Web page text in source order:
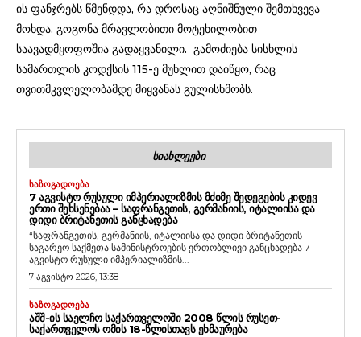
ის ფანჯრებს წმენდდა, რა დროსაც აღნიშნული შემთხვევა
მოხდა. გოგონა მრავლობითი მოტეხილობით
საავადმყოფოშია გადაყვანილი. გამოძიება სისხლის
სამართლის კოდქსის 115-ე მუხლით დაიწყო, რაც
თვითმკვლელობამდე მიყვანას გულისხმობს.
ᲡᲘᲐᲮᲚᲔᲔᲑᲘ
ᲡᲐᲖᲝᲒᲐᲓᲝᲔᲑᲐ
7 ᲐᲒᲕᲘᲡᲢᲝ ᲠᲣᲡᲣᲚᲘ ᲘᲛᲞᲔᲠᲘᲐᲚᲘᲖᲛᲘᲡ ᲛᲫᲘᲛᲔ ᲨᲔᲓᲔᲒᲔᲑᲘᲡ ᲙᲘᲓᲔᲕ
ᲔᲠᲗᲘ ᲨᲔᲮᲡᲔᲜᲔᲑᲐᲐ – ᲡᲐᲤᲠᲐᲜᲒᲔᲗᲘᲡ, ᲒᲔᲠᲛᲐᲜᲘᲘᲡ, ᲘᲢᲐᲚᲘᲘᲡᲐ ᲓᲐ
ᲓᲘᲓᲘ ᲑᲠᲘᲢᲐᲜᲔᲗᲘᲡ ᲒᲐᲜᲪᲮᲐᲓᲔᲑᲐ
“საფრანგეთის, გერმანიის, იტალიისა და დიდი ბრიტანეთის
საგარეო საქმეთა სამინისტროების ერთობლივი განცხადება 7
აგვისტო რუსული იმპერიალიზმის...
7 აგვისტო 2026, 13:38
ᲡᲐᲖᲝᲒᲐᲓᲝᲔᲑᲐ
ᲐᲨᲨ-ᲘᲡ ᲡᲐᲔᲚᲩᲝ ᲡᲐᲥᲐᲠᲗᲕᲔᲚᲝᲨᲘ 2008 ᲬᲚᲘᲡ ᲠᲣᲡᲔᲗ-
ᲡᲐᲥᲐᲠᲗᲕᲔᲚᲝᲡ ᲝᲛᲘᲡ 18-ᲬᲚᲘᲡᲗᲐᲕᲡ ᲔᲮᲛᲐᲣᲠᲔᲑᲐ